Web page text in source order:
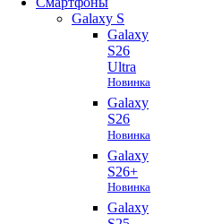
Galaxy S
Galaxy
S26
Ultra
Новинка
Galaxy
S26
Новинка
Galaxy
S26+
Новинка
Galaxy